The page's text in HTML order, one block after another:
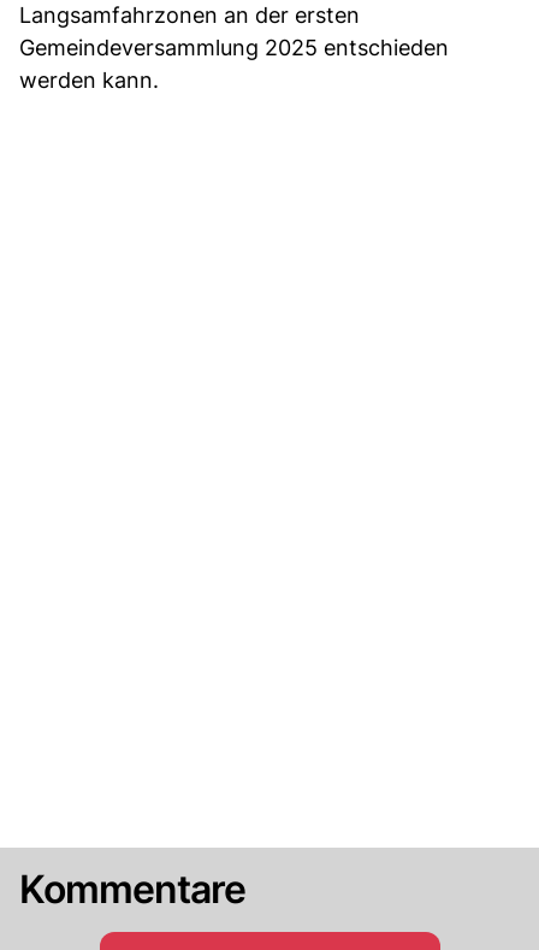
Langsamfahrzonen an der ersten
Gemeindeversammlung 2025 entschieden
werden kann.
Kommentare